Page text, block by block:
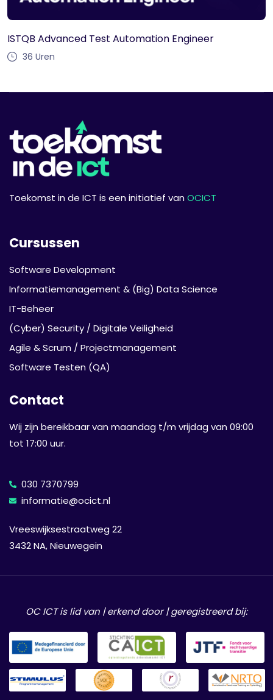
ISTQB Advanced Test Automation Engineer
36 Uren
Toekomst in de ICT is een initiatief van OCICT
Cursussen
Software Development
Informatie­management & (Big) Data Science
IT-Beheer
(Cyber) Security / Digitale Veiligheid
Agile & Scrum / Projectmanagement
Software Testen (QA)
Contact
Wij zijn bereikbaar van maandag t/m vrijdag van 09:00
tot 17:00 uur.
030 7370799
informatie@ocict.nl
Vreeswijksestraatweg 22
3432 NA, Nieuwegein
OC ICT is lid van | erkend door | geregistreerd bij: